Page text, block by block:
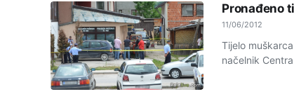
Pronađeno
11/06/2012
Tijelo
načelnik